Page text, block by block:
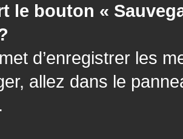
le bouton «
d’enregistrer les
allez dans le